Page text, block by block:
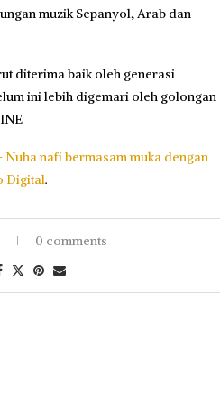
muzik Sepanyol, Arab dan
diterima baik oleh generasi
ini lebih digemari oleh golongan
Nuha nafi bermasam muka dengan
Digital.
0 comments